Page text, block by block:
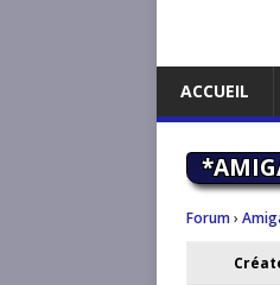
ACCUEIL
Forum›